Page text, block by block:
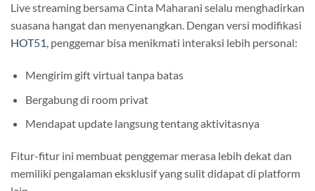
Live streaming bersama Cinta Maharani selalu menghadirkan
suasana hangat dan menyenangkan. Dengan versi modifikasi
HOT51, penggemar bisa menikmati interaksi lebih personal:
Mengirim gift virtual tanpa batas
Bergabung di room privat
Mendapat update langsung tentang aktivitasnya
Fitur-fitur ini membuat penggemar merasa lebih dekat dan
memiliki pengalaman eksklusif yang sulit didapat di platform